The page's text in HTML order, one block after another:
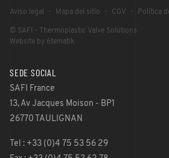
Aviso legal Mapa del sitio CGV Política
© SAFI - Thermoplastic Valve Solutions
Website by 6tematik
SEDE SOCIAL
SAFI France
13, Av Jacques Moison - BP1
26770 TAULIGNAN
Tel : +33 (0)4 75 53 56 29